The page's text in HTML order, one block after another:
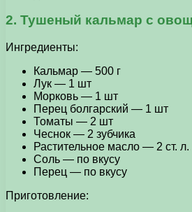
2. Тушеный кальмар с
Ингредиенты:
Кальмар — 500 г
Лук — 1 шт
Морковь — 1 шт
Перец болгарский — 1 шт
Томаты — 2 шт
Чеснок — 2 зубчика
Растительное масло — 2 ст. л.
Соль — по вкусу
Перец — по вкусу
Приготовление: